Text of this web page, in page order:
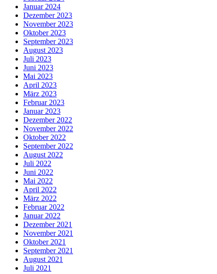
Januar 2024
Dezember 2023
November 2023
Oktober 2023
September 2023
August 2023
Juli 2023
Juni 2023
Mai 2023
April 2023
März 2023
Februar 2023
Januar 2023
Dezember 2022
November 2022
Oktober 2022
September 2022
August 2022
Juli 2022
Juni 2022
Mai 2022
April 2022
März 2022
Februar 2022
Januar 2022
Dezember 2021
November 2021
Oktober 2021
September 2021
August 2021
Juli 2021